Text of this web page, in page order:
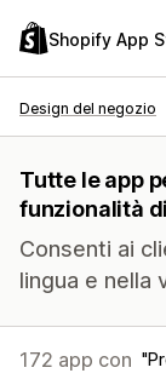
Shopify App
Design del negozio
Tutte le app
funzionalità
Consenti ai
lingua e nella
172 app con